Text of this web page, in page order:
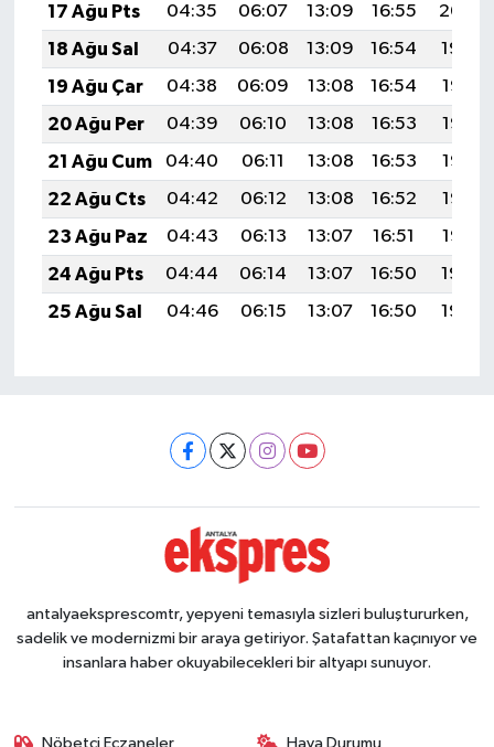
17 Ağu Pts
04:35 06:07 13:09 16:55
20:00
18 Ağu Sal
04:37 06:08 13:09 16:54
19:59
19 Ağu Çar
04:38 06:09 13:08 16:54
19:57
20 Ağu Per
04:39 06:10 13:08 16:53
19:56
21 Ağu Cum
04:40 06:11 13:08 16:53
19:55
22 Ağu Cts
04:42 06:12 13:08 16:52
19:53
23 Ağu Paz
04:43 06:13 13:07 16:51
19:52
24 Ağu Pts
04:44 06:14 13:07 16:50
19:50
25 Ağu Sal
04:46 06:15 13:07 16:50 19:49
antalyaeksprescomtr, yepyeni temasıyla sizleri buluştururken,
sadelik ve modernizmi bir araya getiriyor. Şatafattan kaçınıyor ve
insanlara haber okuyabilecekleri bir altyapı sunuyor.
Nöbetçi Eczaneler Hava Durumu